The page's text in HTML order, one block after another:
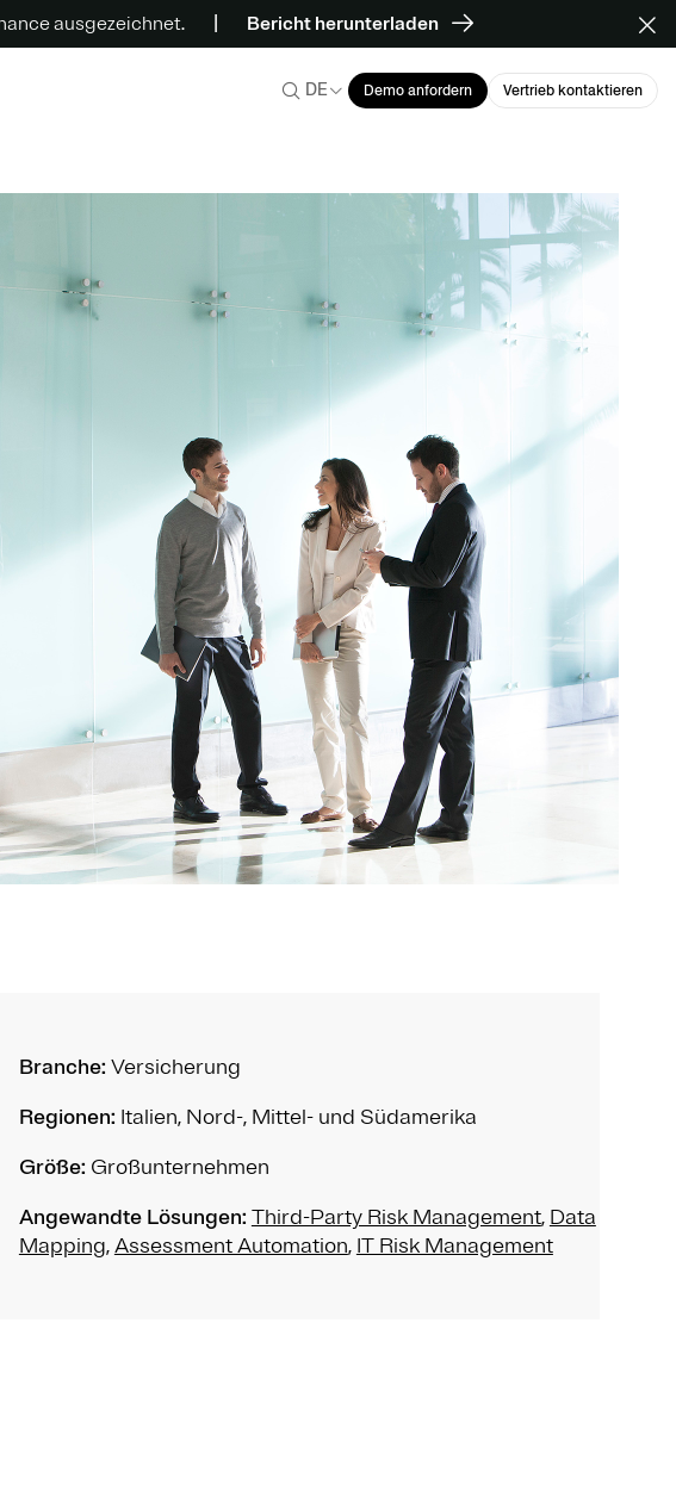
ausgezeichnet. Bericht herunterladen
DE Demo anfordern Vertrieb kontaktieren
Branche: Versicherung
Regionen: Italien, Nord-, Mittel- und Südamerika
Größe: Großunternehmen
Angewandte Lösungen: Third-Party Risk Management, Data
Mapping,Assessment Automation, IT Risk Management